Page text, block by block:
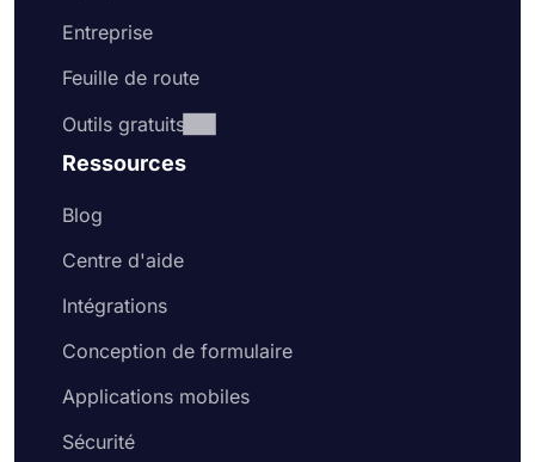
Entreprise
Feuille de route
Outils gratuits
Ressources
Blog
Centre d'aide
Intégrations
Conception de formulaire
Applications mobiles
Sécurité